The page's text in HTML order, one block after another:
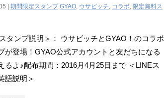
| 期間限定スタンプ GYAO, ウサビッチ, コラボ, 限定無料ス
タンプ説明＞： ウサビッチとGYAO！のコラボ
が登場！GYAO公式アカウントと友だちになる
るよ♪配布期間：2016月4月25日まで ＜LINEス
語説明＞